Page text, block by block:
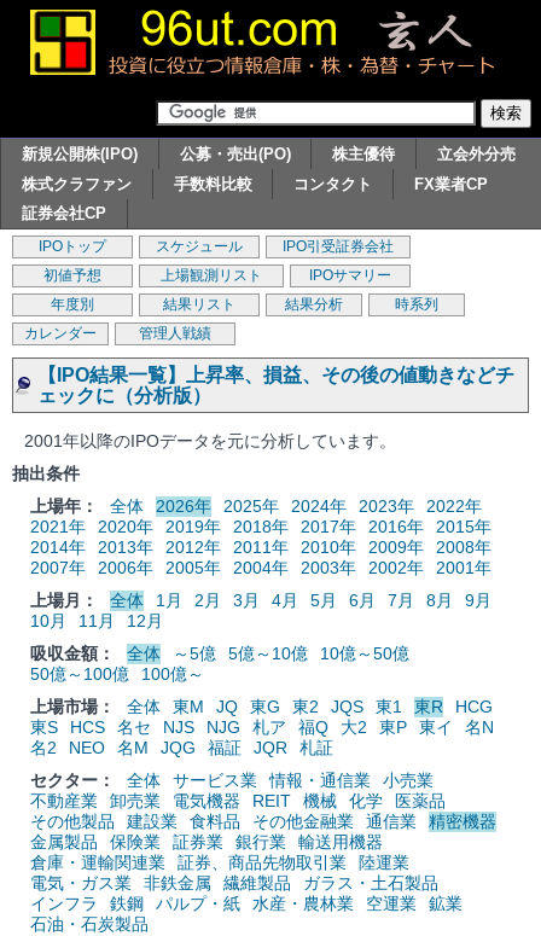
新規公開株(IPO) 公募・売出(PO) 株主優待
立会外分売
株式クラファン
手数料比較 コンタクト
FX業者CP
証券会社CP
IPOトップ スケジュール
IPO引受証券会社
初値予想
上場観測リスト
IPOサマリー
年度別
結果リスト 結果分析
時系列
カレンダー
管理人戦績
【IPO結果一覧】上昇率、損益、その後の値動きなどチ
ェックに（分析版）
2001年以降のIPOデータを元に分析しています。
抽出条件
上場年：
全体 2026年 2025年 2024年 2023年
2022年
2021年
2020年 2019年 2018年 2017年 2016年
2015年
2014年
2013年 2012年 2011年 2010年 2009年
2008年
2007年
2006年 2005年 2004年 2003年 2002年
2001年
上場月：
全体 1月 2月 3月 4月 5月 6月 7月 8月
9月
10月
11月
12月
吸収金額：
全体 ～5億 5億～10億
10億～50億
50億～100億
100億～
上場市場：
全体 東M JQ 東G 東2 JQS 東1 東R
HCG
東S
HCS 名セ NJS NJG 札ア 福Q 大2 東P 東イ
名N
名2
NEO 名M JQG 福証 JQR
札証
セクター：
全体 サービス業 情報・通信業
小売業
不動産業
卸売業 電気機器 REIT 機械 化学
医薬品
その他製品
建設業 食料品 その他金融業 通信業
精密機器
金属製品
保険業 証券業 銀行業
輸送用機器
倉庫・運輸関連業
証券、商品先物取引業
陸運業
電気・ガス業
非鉄金属 繊維製品
ガラス・土石製品
インフラ
鉄鋼 パルプ・紙 水産・農林業 空運業
鉱業
石油・石炭製品